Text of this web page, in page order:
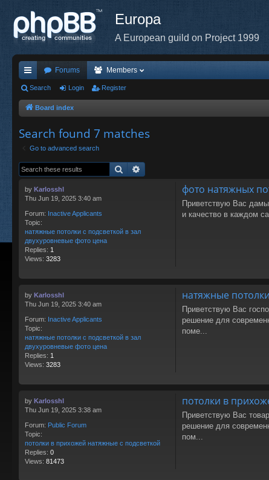
Europa
A European guild on Project 1999
ui
ck
Forums Members
Search Login Register
Board index
Search found 7 matches
Go to advanced search
Search
by Karlosshl
Thu Jun 19, 2025 3:40 am
Forum: Inactive Applicants
Topic:
натяжные потолки с подсветкой в зал
двухуровневые фото цена
Replies: 1
Views: 3283
фото натяжных
Приветствую Вас
и качество в каждом
by Karlosshl
Thu Jun 19, 2025 3:40 am
Forum: Inactive Applicants
Topic:
натяжные потолки с подсветкой в зал
двухуровневые фото цена
Replies: 1
Views: 3283
натяжные
Приветствую Вас
решение для
поме...
by Karlosshl
Thu Jun 19, 2025 3:38 am
Forum: Public Forum
Topic:
потолки в прихожей натяжные с подсветкой
Replies: 0
Views: 81473
потолки в
Приветствую Вас
решение для
пом...